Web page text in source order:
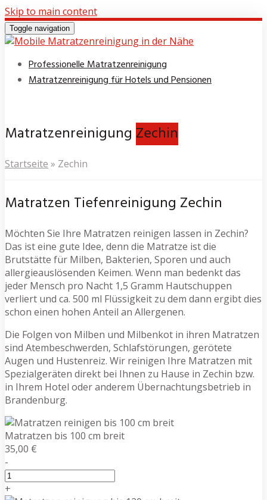
Skip to main content
Toggle navigation
Professionelle Matratzenreinigung
Matratzenreinigung für Hotels und Pensionen
Matratzenreinigung Zechin
Startseite » Zechin
Matratzen Tiefenreinigung Zechin
Möchten Sie Ihre Matratzen reinigen lassen in Zechin?
Das ist eine gute Idee, denn die Matratze ist die
Brutstätte für Milben, Bakterien, Sporen und auch
allergieauslösenden Keimen. Wenn man bedenkt das
jeder Mensch pro Nacht 1,5 Gramm Hautschuppen
verliert und ca. 500 ml Flüssigkeit zu dem dann ergibt dies
schon einen hohen Anteil an Allergenen.
Die Folgen von Milben und Milbenkot in ihren Matratzen
sind Atembeschwerden, Schlafstörungen, gerötete
Augen und Hustenreiz. Wir reinigen Ihre Matratzen mit
Spezialgeräten direkt bei Ihnen zu Hause in Zechin bzw.
in Ihrem Hotel oder anderem Übernachtungsbetrieb in
Brandenburg.
Matratzen bis 100 cm breit
35,00 €
-
+